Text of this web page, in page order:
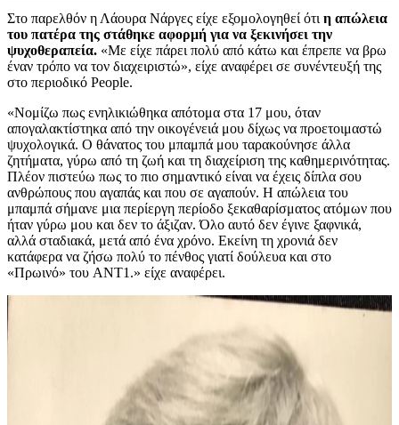
Στο παρελθόν η Λάουρα Νάργες είχε εξομολογηθεί ότι η απώλεια
του πατέρα της στάθηκε αφορμή για να ξεκινήσει την
ψυχοθεραπεία. «Με είχε πάρει πολύ από κάτω και έπρεπε να βρω
έναν τρόπο να τον διαχειριστώ», είχε αναφέρει σε συνέντευξή της
στο περιοδικό People.
«Νομίζω πως ενηλικιώθηκα απότομα στα 17 μου, όταν
απογαλακτίστηκα από την οικογένειά μου δίχως να προετοιμαστώ
ψυχολογικά. Ο θάνατος του μπαμπά μου ταρακούνησε άλλα
ζητήματα, γύρω από τη ζωή και τη διαχείριση της καθημερινότητας.
Πλέον πιστεύω πως το πιο σημαντικό είναι να έχεις δίπλα σου
ανθρώπους που αγαπάς και που σε αγαπούν. Η απώλεια του
μπαμπά σήμανε μια περίεργη περίοδο ξεκαθαρίσματος ατόμων που
ήταν γύρω μου και δεν το άξιζαν. Όλο αυτό δεν έγινε ξαφνικά,
αλλά σταδιακά, μετά από ένα χρόνο. Εκείνη τη χρονιά δεν
κατάφερα να ζήσω πολύ το πένθος γιατί δούλευα και στο
«Πρωινό» του ANT1.» είχε αναφέρει.